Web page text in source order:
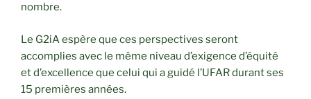
nombre.
Le G2iA espère que ces perspectives seront
accomplies avec le même niveau d’exigence d’équité
et d’excellence que celui qui a guidé l’UFAR durant ses
15 premières années.